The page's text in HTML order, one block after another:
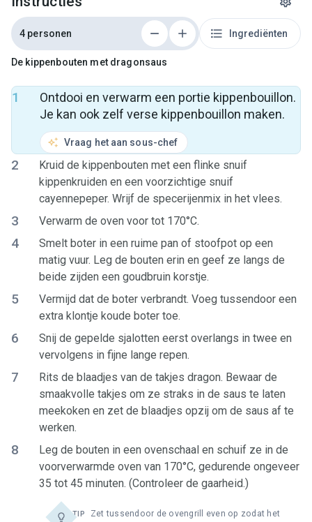
4 personen Ingrediënten
De kippenbouten met dragonsaus
1
Ontdooi en verwarm een portie kippenbouillon.
Je kan ook zelf verse kippenbouillon maken.
Vraag het aan sous-chef
2
Kruid de kippenbouten met een flinke snuif
kippenkruiden en een voorzichtige snuif
cayennepeper. Wrijf de specerijenmix in het vlees.
3 Verwarm de oven voor tot 170°C.
4
Smelt boter in een ruime pan of stoofpot op een
matig vuur. Leg de bouten erin en geef ze langs de
beide zijden een goudbruin korstje.
5
Vermijd dat de boter verbrandt. Voeg tussendoor een
extra klontje koude boter toe.
6
Snij de gepelde sjalotten eerst overlangs in twee en
vervolgens in fijne lange repen.
7
Rits de blaadjes van de takjes dragon. Bewaar de
smaakvolle takjes om ze straks in de saus te laten
meekoken en zet de blaadjes opzij om de saus af te
werken.
8
Leg de bouten in een ovenschaal en schuif ze in de
voorverwarmde oven van 170°C, gedurende ongeveer
35 tot 45 minuten. (Controleer de gaarheid.)
TIP
Zet tussendoor de ovengrill even op zodat het